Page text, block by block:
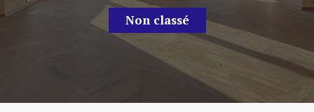
Non classé